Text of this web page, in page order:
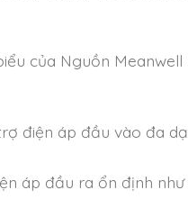
của Nguồn Meanwell
áp đầu vào đa
đầu ra ổn định như